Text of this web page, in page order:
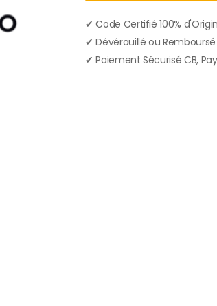
✔︎ Code Certifié 100%
✔︎ Dévérouillé ou Remboursé
✔︎ Paiement Sécurisé CB,